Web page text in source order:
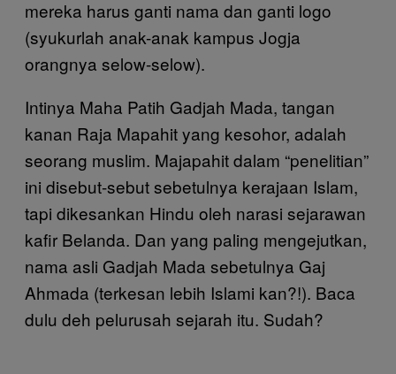
mereka harus ganti nama dan ganti logo
(syukurlah anak-anak kampus Jogja
orangnya selow-selow).
Intinya Maha Patih Gadjah Mada, tangan
kanan Raja Mapahit yang kesohor, adalah
seorang muslim. Majapahit dalam “penelitian”
ini disebut-sebut sebetulnya kerajaan Islam,
tapi dikesankan Hindu oleh narasi sejarawan
kafir Belanda. Dan yang paling mengejutkan,
nama asli Gadjah Mada sebetulnya Gaj
Ahmada (terkesan lebih Islami kan?!). Baca
dulu deh pelurusah sejarah itu. Sudah?